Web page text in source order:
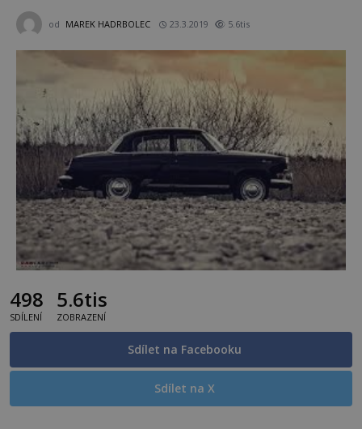
od MAREK HADRBOLEC 23.3.2019 5.6tis
498
SDÍLENÍ
5.6tis
ZOBRAZENÍ
Sdílet na Facebooku
Sdílet na X